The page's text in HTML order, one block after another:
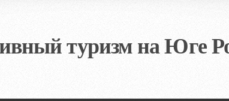
туризм на Юге